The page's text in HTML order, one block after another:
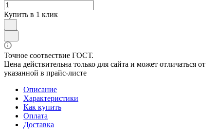
Купить в 1 клик
Точное соотвествие ГОСТ.
Цена действительна только для сайта и может отличаться от
указанной в прайс-листе
Описание
Характеристики
Как купить
Оплата
Доставка